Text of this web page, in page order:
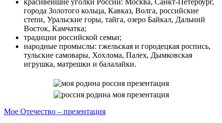
города Золотого кольца, Кавказ, Волга, российские
степи, Уральские горы, тайга, озеро Байкал, Дальний
Восток, Камчатка;
традиции российской семьи;
народные промыслы: гжельская и городецкая роспись,
тульские самовары, Хохлома, Палех, Дымковская
игрушка, матрешки и балалайки.
Мое Отечество – презентация